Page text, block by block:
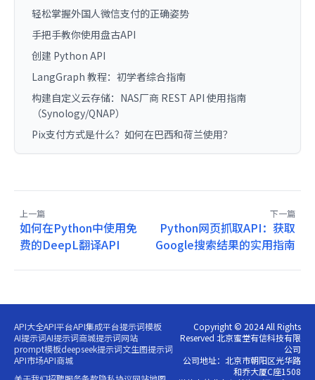
轻松掌握外国人微信支付的正确姿势
手把手教你使用盘古API
创建 Python API
LangGraph 教程：初学者综合指南
构建自定义云存储：NAS厂商 REST API 使用指南
（Synology/QNAP）
Pix支付方式是什么？如何在巴西和荷兰使用？
上一篇
如何在Python中使用免
费的DeepL翻译API
下一篇
Python网页抓取API：获取
Google搜索结果的实用指南
API大全API平台API集成平台提示词模板
AI提示词AI提示词商城提示词网站
prompt模板deepseek提示词文生图提示词
API市场API商城
Copyright © 2024 All Rights
Reserved 北京蜜堂有信科技有限
公司
公司地址：北京市朝阳区光华路
和乔大厦C座1508